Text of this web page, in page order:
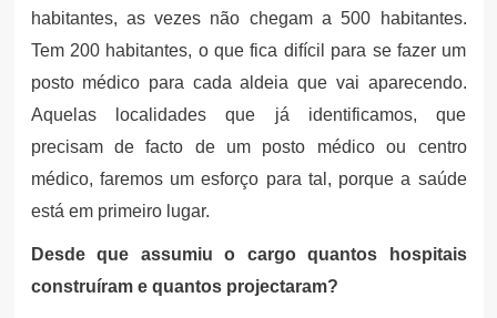
habitantes, as vezes não chegam a 500 habitantes.
Tem 200 habitantes, o que fica difícil para se fazer um
posto médico para cada aldeia que vai aparecendo.
Aquelas localidades que já identificamos, que
precisam de facto de um posto médico ou centro
médico, faremos um esforço para tal, porque a saúde
está em primeiro lugar.
Desde que assumiu o cargo quantos hospitais
construíram e quantos projectaram?